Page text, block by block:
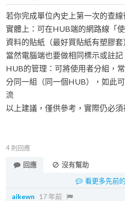
若你完成單位內史上第一次的查線
實體上：可在HUB端的網路線「
資料的貼紙（最好買貼紙有塑膠套
當然電腦端也要做相同標示或註記
HUB的管理：可將使用者分組，
分同一組（同一個HUB），如此
流
以上建議，僅供參考，實際仍必須
4 則回應
回應
沒有幫助
看更多先前
aikewn
17 年前